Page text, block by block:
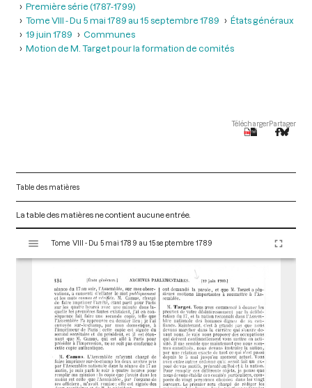
Première série (1787-1799)
Tome VIII - Du 5 mai 1789 au 15 septembre 1789
États généraux
19 juin 1789
Communes
Motion de M. Target pour la formation de comités
TéléchargerPartager
Table des matières
La table des matières ne contient aucune entrée.
s
Tome VIII - Du 5 mai 1789 au 15 septembre 1789